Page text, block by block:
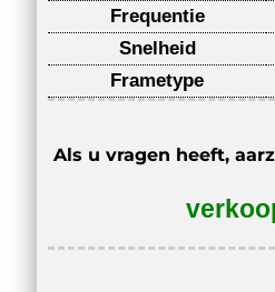
Frequentie
Snelheid
Frametype
Als u vragen heeft,